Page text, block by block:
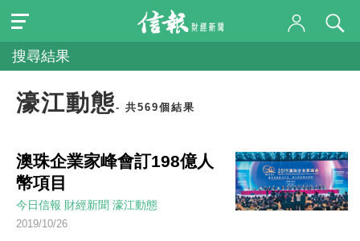
搜尋結果
濠江動態- 共569個結果
澳珠企業家峰會訂198億人
幣項目
今日信報 財經新聞 濠江動態
2019/10/26